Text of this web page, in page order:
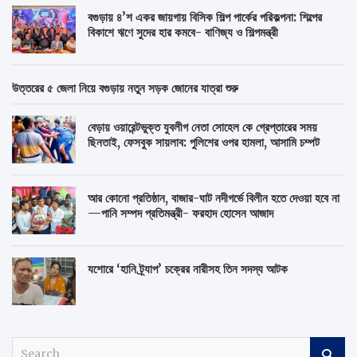
বগুড়ায় ৪’শ একর জায়গায় বিসিক শিল্প পার্কের পরিকল্পনা: শিল্পের
বিকাশে ঋণে সুদের হার কমবে- বাণিজ্য ও শিল্পমন্ত্রী
উত্তরের ৫ জেলা নিয়ে বগুড়ায় নতুন সড়ক জোনের যাত্রা শুরু
বেড়ায় ওয়ারেন্টভুক্ত যুবলীগ নেতা সোহেল কে গ্রেপ্তারের সময়
ছিনতাই, ফেসবুক সায়লাব: পুলিশের ওপর হামলা, আসামি চম্পট
আর কোনো প্রতিষ্ঠান, বাজার-ঘাট নদীগর্ভে বিলীন হতে দেওয়া হবে না
—পানি সম্পদ প্রতিমন্ত্রী- ফরহাদ হোসেন আজাদ
যশোরে ‘হানি ট্র্যাপ’ চক্রের নারীসহ তিন সদস্য আটক